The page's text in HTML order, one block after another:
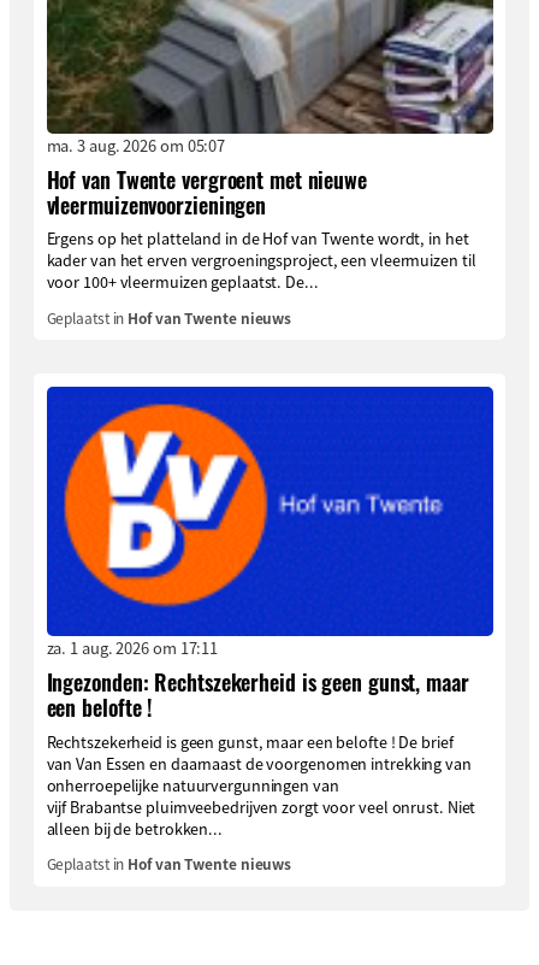
ma. 3 aug. 2026 om 05:07
Hof van Twente vergroent met nieuwe
vleermuizenvoorzieningen
Ergens op het platteland in de Hof van Twente wordt, in het
kader van het erven vergroeningsproject, een vleermuizen til
voor 100+ vleermuizen geplaatst. De...
Geplaatst in Hof van Twente nieuws
za. 1 aug. 2026 om 17:11
Ingezonden: Rechtszekerheid is geen gunst, maar
een belofte !
Rechtszekerheid is geen gunst, maar een belofte ! De brief
van Van Essen en daarnaast de voorgenomen intrekking van
onherroepelijke natuurvergunningen van
vijf Brabantse pluimveebedrijven zorgt voor veel onrust. Niet
alleen bij de betrokken...
Geplaatst in Hof van Twente nieuws